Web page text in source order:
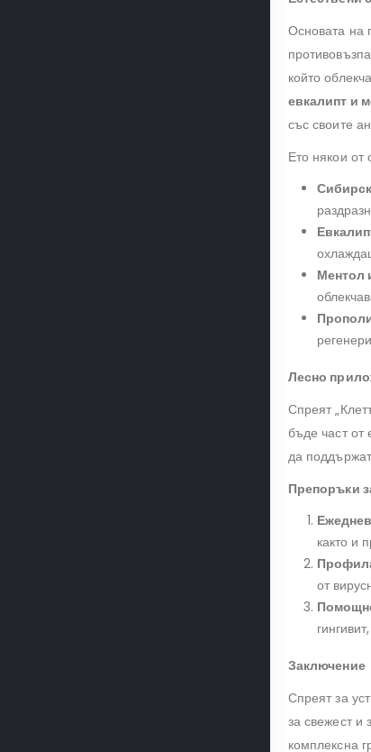
Основата на
който
евкалипт и
със своите
Ето някои от
Ментол
Лесно
Спреят
бъде част от
да
Препоръки
както и
от
Заключение
Спреят за
за свежест и
комплексна